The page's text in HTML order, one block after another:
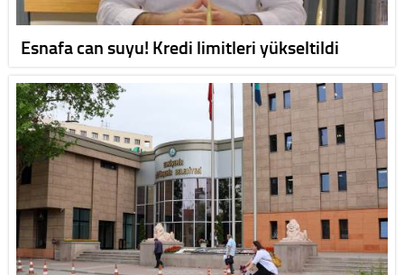
Esnafa can suyu! Kredi limitleri yükseltildi